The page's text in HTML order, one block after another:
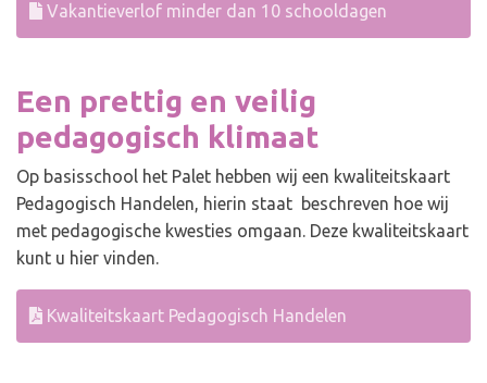
Vakantieverlof minder dan 10 schooldagen
Een prettig en veilig
pedagogisch klimaat
Op basisschool het Palet hebben wij een kwaliteitskaart
Pedagogisch Handelen, hierin staat beschreven hoe wij
met pedagogische kwesties omgaan. Deze kwaliteitskaart
kunt u hier vinden.
Kwaliteitskaart Pedagogisch Handelen